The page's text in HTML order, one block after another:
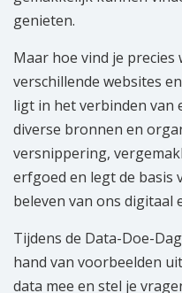
genieten.
Maar hoe vind je precies
verschillende websites
ligt in het verbinden van
diverse bronnen en
versnippering,
erfgoed en legt de basis
beleven van ons digitaal
Tijdens de Data-Doe-
hand van voorbeelden
data mee en stel je